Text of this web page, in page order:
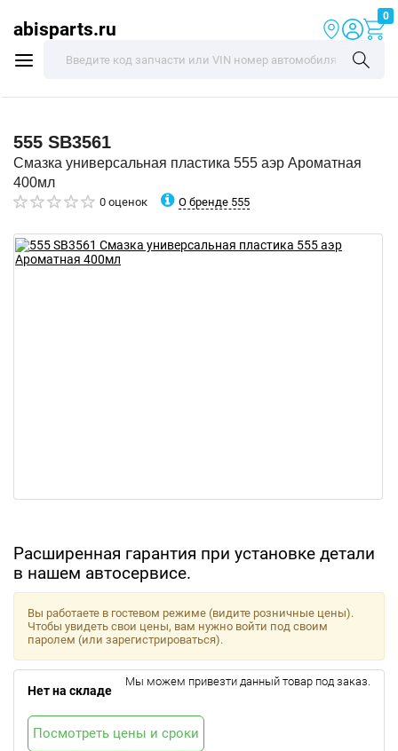
abisparts.ru
0
555 SB3561
Смазка универсальная пластика 555 аэр Ароматная
400мл
0 оценок О бренде 555
Расширенная гарантия при установке детали
в нашем автосервисе.
Вы работаете в гостевом режиме (видите розничные цены).
Чтобы увидеть свои цены, вам нужно войти под своим
паролем (или зарегистрироваться).
Нет на складе
Мы можем привезти данный товар под заказ.
Посмотреть цены и сроки